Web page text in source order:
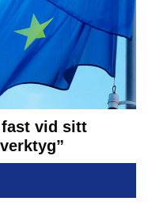
fast vid sitt